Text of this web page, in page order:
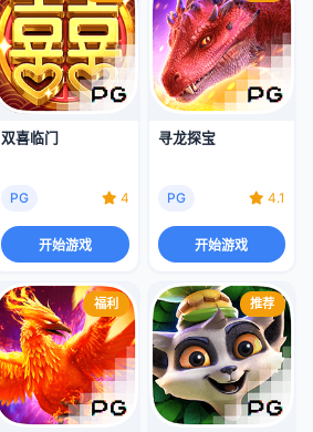
双喜临门
PG 4
开始游戏
寻龙探宝
PG 4.1
开始游戏
福利 推荐